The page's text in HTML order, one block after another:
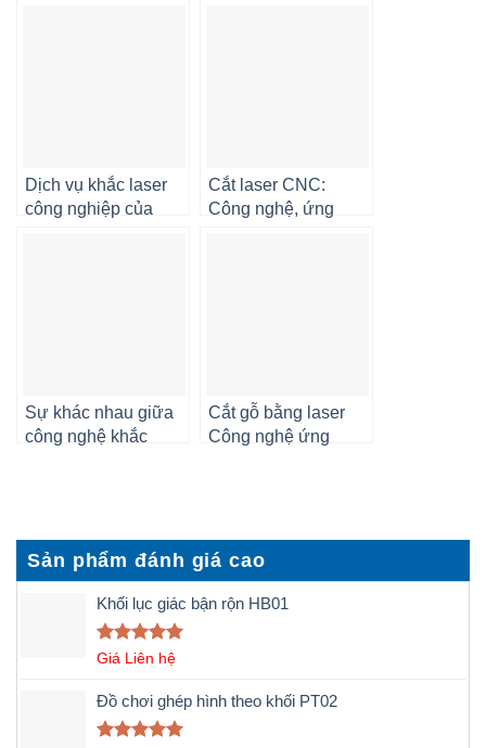
Sản phẩm đánh giá cao
Khối lục giác bận rộn HB01
Được xếp
5 sao
Giá Liên hệ
Đồ chơi ghép hình theo khối PT02
Dịch vụ khắc laser
công nghiệp của
Cắt laser CNC:
Công nghệ, ứng
Sự khác nhau giữa
công nghệ khắc
Cắt gỗ bằng laser
Công nghệ ứng